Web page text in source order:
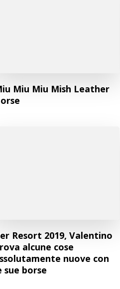
Miu Miu Mish Leather
Resort 2019, Valentino
alcune cose
nuove con
sue borse